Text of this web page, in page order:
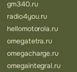
gm340.ru
radio4you.ru
hellomotorola.ru
omegatetra.ru
omegacharge.ru
omegaintegral.ru